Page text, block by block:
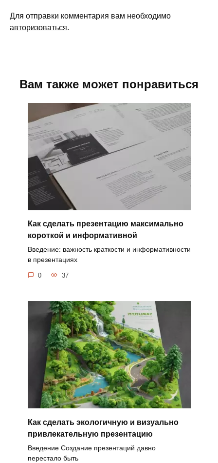
Для отправки комментария вам необходимо
авторизоваться.
Вам также может понравиться
Как сделать презентацию максимально
короткой и информативной
Введение: важность краткости и информативности
в презентациях
0 37
Как сделать экологичную и визуально
привлекательную презентацию
Введение Создание презентаций давно
перестало быть